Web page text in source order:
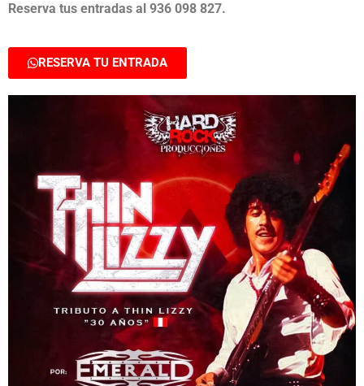
Reserva tus entradas al 936 098 827.
RESERVA TU ENTRADA